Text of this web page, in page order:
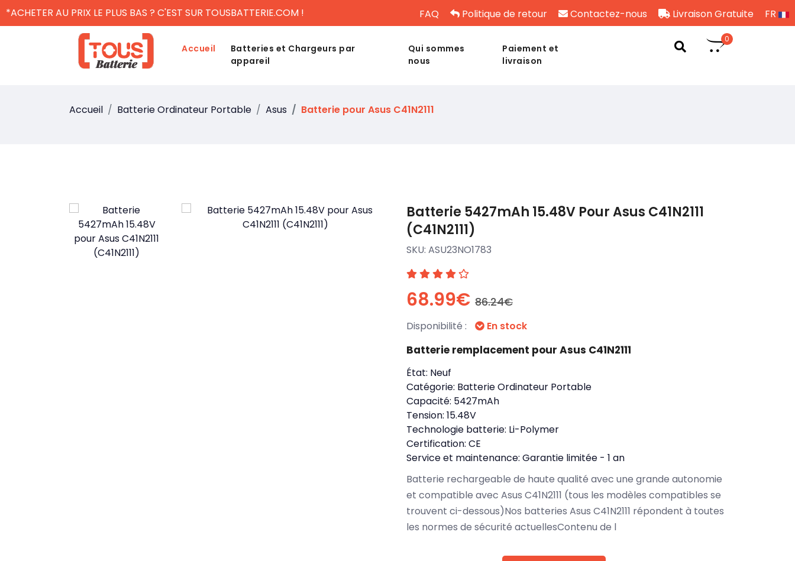
*ACHETER AU PRIX LE PLUS BAS ? C'EST SUR TOUSBATTERIE.COM ! FAQ Politique de retour Contactez-nous Livraison Gratuite FR
Accueil
Batteries et Chargeurs par
appareil
Qui sommes
nous
Paiement et
livraison
0
Accueil Batterie Ordinateur Portable Asus Batterie pour Asus C41N2111
Batterie 5427mAh 15.48V Pour Asus C41N2111
(C41N2111)
SKU: ASU23NO1783
68.99€ 86.24€
Disponibilité : En stock
Batterie remplacement pour Asus C41N2111
État: Neuf
Catégorie: Batterie Ordinateur Portable
Capacité: 5427mAh
Tension: 15.48V
Technologie batterie: Li-Polymer
Certification: CE
Service et maintenance: Garantie limitée - 1 an
Batterie rechargeable de haute qualité avec une grande autonomie
et compatible avec Asus C41N2111 (tous les modèles compatibles se
trouvent ci-dessous)Nos batteries Asus C41N2111 répondent à toutes
les normes de sécurité actuellesContenu de l